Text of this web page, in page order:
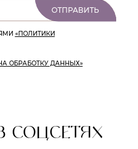
ОТПРАВИТЬ
«ПОЛИТИКИ
ОБРАБОТКУ ДАННЫХ»
СОЦСЕТЯХ